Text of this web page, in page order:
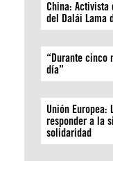
China: Activista
del Dalái Lama
“Durante cinco
día”
Unión Europea:
responder a la
solidaridad